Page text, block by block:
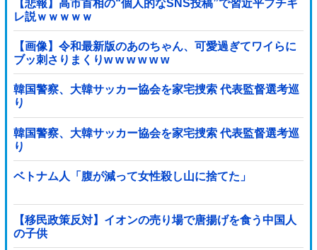
【悲報】高市首相の“個人的なSNS投稿”で習近平ブチギ
レ説ｗｗｗｗｗ
【画像】令和最新版のあのちゃん、可愛過ぎてワイらに
ブッ刺さりまくりw w w w w w
韓国警察、大韓サッカー協会を家宅捜索 代表監督選考巡
り
韓国警察、大韓サッカー協会を家宅捜索 代表監督選考巡
り
ベトナム人「腹が減って女性殺し山に捨てた」
【移民政策反対】イオンの売り場で唐揚げを食う中国人
の子供